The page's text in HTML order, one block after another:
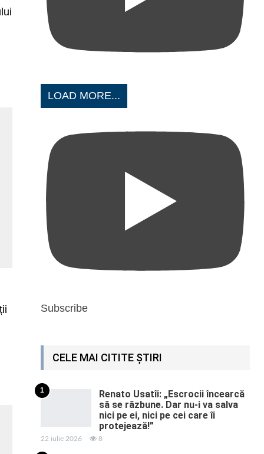
LOAD MORE...
Subscribe
CELE MAI CITITE ȘTIRI
1
Renato Usatîi: „Escrocii încearcă
să se răzbune. Dar nu-i va salva
nici pe ei, nici pe cei care îi
protejează!”
22 iulie 2026 8